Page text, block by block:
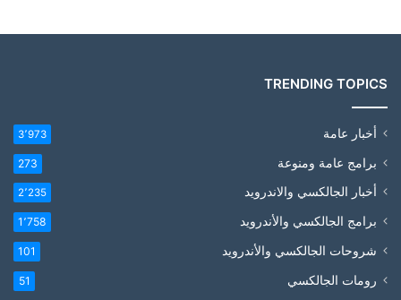
TRENDING TOPICS
أخبار عامة 3٬973
برامج عامة ومنوعة 273
أخبار الجالكسي والاندرويد 2٬235
برامج الجالكسي والأندرويد 1٬758
شروحات الجالكسي والأندرويد 101
رومات الجالكسي 51